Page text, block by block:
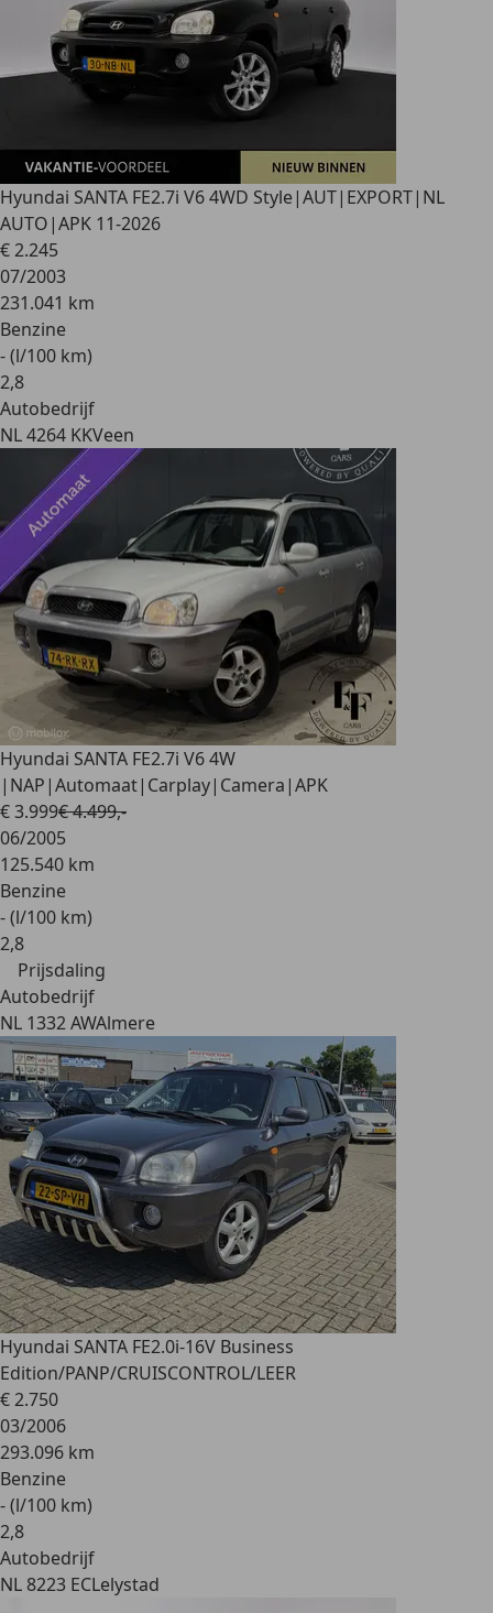
Hyundai SANTA FE2.7i V6 4WD Style|AUT|EXPORT|NL
AUTO|APK 11-2026
€ 2.245
07/2003
231.041 km
Benzine
- (l/100 km)
2,8
Autobedrijf
NL 4264 KKVeen
Hyundai SANTA FE2.7i V6 4W
|NAP|Automaat|Carplay|Camera|APK
€ 3.999€ 4.499,-
06/2005
125.540 km
Benzine
- (l/100 km)
2,8
Prijsdaling
Autobedrijf
NL 1332 AWAlmere
Hyundai SANTA FE2.0i-16V Business
Edition/PANP/CRUISCONTROL/LEER
€ 2.750
03/2006
293.096 km
Benzine
- (l/100 km)
2,8
Autobedrijf
NL 8223 ECLelystad